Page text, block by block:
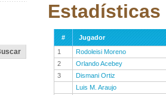
Estadísticas
#
Jugador
1
Rodoleisi Moreno
2
Orlando Acebey
3
Dismani Ortiz
Luis M. Araujo